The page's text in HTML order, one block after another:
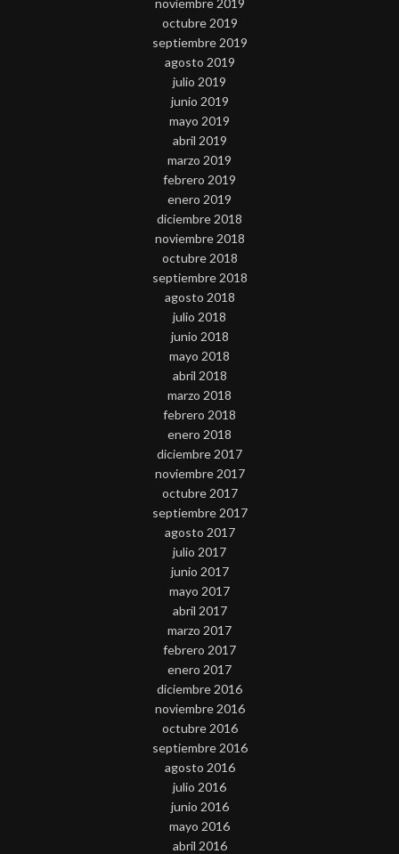
octubre 2019
septiembre 2019
agosto 2019
julio 2019
junio 2019
mayo 2019
abril 2019
marzo 2019
febrero 2019
enero 2019
diciembre 2018
noviembre 2018
octubre 2018
septiembre 2018
agosto 2018
julio 2018
junio 2018
mayo 2018
abril 2018
marzo 2018
febrero 2018
enero 2018
diciembre 2017
noviembre 2017
octubre 2017
septiembre 2017
agosto 2017
julio 2017
junio 2017
mayo 2017
abril 2017
marzo 2017
febrero 2017
enero 2017
diciembre 2016
noviembre 2016
octubre 2016
septiembre 2016
agosto 2016
julio 2016
junio 2016
mayo 2016
abril 2016